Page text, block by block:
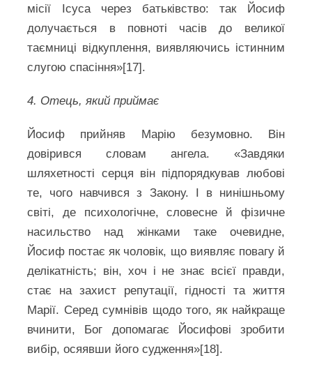
місії Ісуса через батьківство: так Йосиф
долучається в повноті часів до великої
таємниці відкуплення, виявляючись істинним
слугою спасіння»[17].
4. Отець, який приймає
Йосиф прийняв Марію безумовно. Він
довірився словам ангела. «Завдяки
шляхетності серця він підпорядкував любові
те, чого навчився з Закону. І в нинішньому
світі, де психологічне, словесне й фізичне
насильство над жінками таке очевидне,
Йосиф постає як чоловік, що виявляє повагу й
делікатність; він, хоч і не знає всієї правди,
стає на захист репутації, гідності та життя
Марії. Серед сумнівів щодо того, як найкраще
вчинити, Бог допомагає Йосифові зробити
вибір, осяявши його судження»[18].